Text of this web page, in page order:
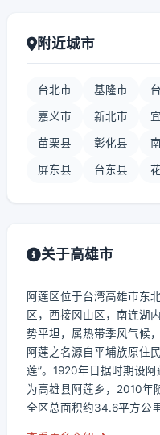
附近城市
台北市 基隆市
嘉义市 新北市
苗栗县 彰化县
屏东县 台东县
关于高雄市
阿莲区位于台湾高雄市东
区，西接冈山区，南连湖
势平坦，属热带季风气候
阿莲之名源自平埔族原住
莲”。1920年日据时期设
为高雄县阿莲乡，2010年
全区总面积约34.6平方公